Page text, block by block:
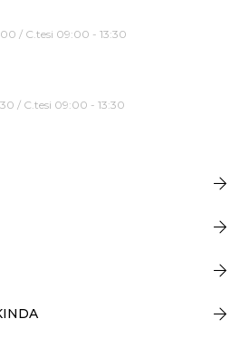
/ C.tesi 09:00 - 13:30
/ C.tesi 09:00 - 13:30